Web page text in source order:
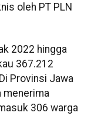
oleh PT PLN
2022 hingga
367.212
Provinsi Jawa
menerima
306 warga